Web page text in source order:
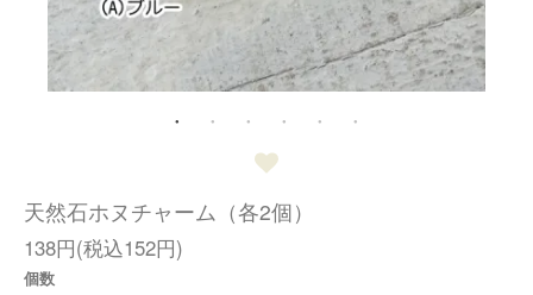
天然石ホヌチャーム（各2個）
138円(税込152円)
個数